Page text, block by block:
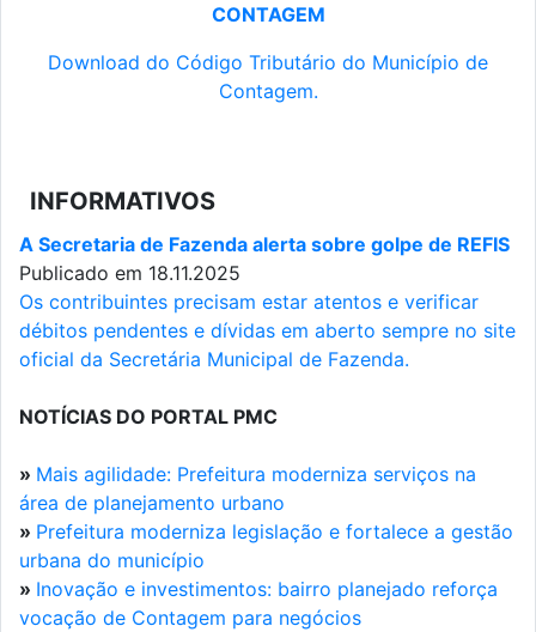
CONTAGEM
Download do Código Tributário do Município de
Contagem.
INFORMATIVOS
A Secretaria de Fazenda alerta sobre golpe de REFIS
Publicado em 18.11.2025
Os contribuintes precisam estar atentos e verificar
débitos pendentes e dívidas em aberto sempre no site
oficial da Secretária Municipal de Fazenda.
NOTÍCIAS DO PORTAL PMC
» Mais agilidade: Prefeitura moderniza serviços na
área de planejamento urbano
» Prefeitura moderniza legislação e fortalece a gestão
urbana do município
» Inovação e investimentos: bairro planejado reforça
vocação de Contagem para negócios